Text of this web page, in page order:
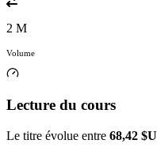
2 M
Volume
Lecture du cours
Le titre évolue entre 68,42